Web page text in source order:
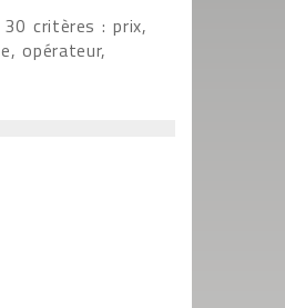
30 critères : prix,
opérateur,